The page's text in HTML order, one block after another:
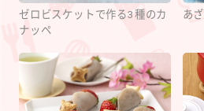
ゼロビスケットで作る3種のカ
ナッペ
あ